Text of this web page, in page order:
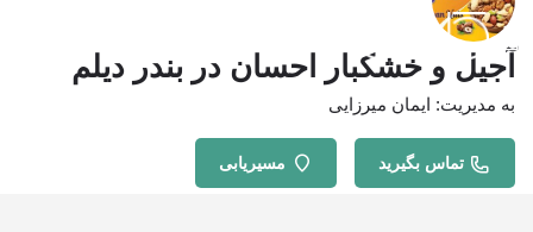
آجیل و خشکبار احسان در بندر دیلم
به مدیریت: ایمان میرزایی
تماس بگیرید مسیریابی